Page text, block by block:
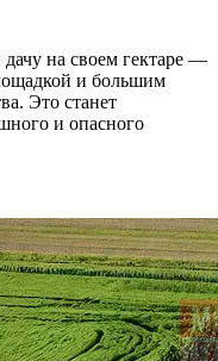
на своем гектаре —
и большим
Это станет
и опасного